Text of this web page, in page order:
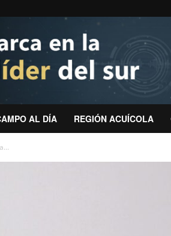
AL DÍA REGIÓN ACUÍCOLA